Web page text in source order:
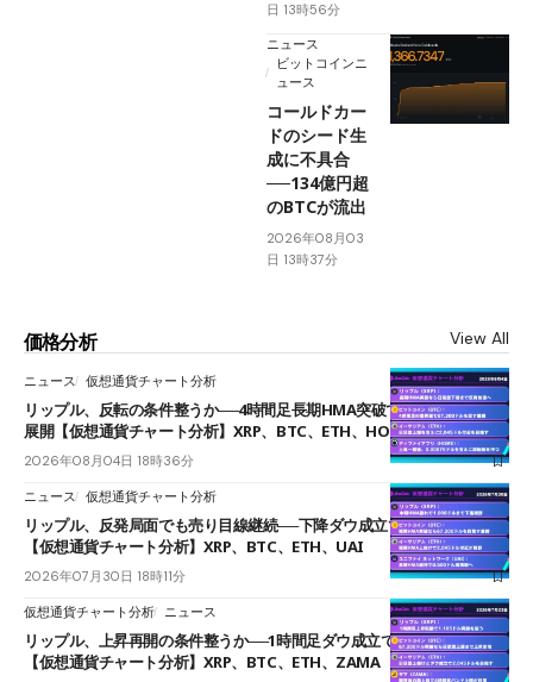
日 13時56分
ニュース
ビットコインニ
ュース
コールドカー
ドのシード生
成に不具合
──134億円超
のBTCが流出
2026年08月03
日 13時37分
価格分析 View All
ニュース 仮想通貨チャート分析
リップル、反転の条件整うか──4時間足長期HMA突破で雲下端を目指す
展開【仮想通貨チャート分析】XRP、BTC、ETH、HOME
2026年08月04日 18時36分
ニュース 仮想通貨チャート分析
リップル、反発局面でも売り目線継続──下降ダウ成立で下値追う展開
【仮想通貨チャート分析】XRP、BTC、ETH、UAI
2026年07月30日 18時11分
仮想通貨チャート分析 ニュース
リップル、上昇再開の条件整うか──1時間足ダウ成立で1.185ドルを狙う
【仮想通貨チャート分析】XRP、BTC、ETH、ZAMA